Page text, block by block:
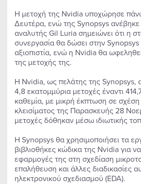
Η μετοχή της Nvidia υποχώρησε
Δευτέρα, ενώ της Synopsys
αναλυτής Gil Luria σημειώνει ότι η
συνεργασία θα δώσει στην Synopsys
αξιοπιστία, ενώ η Nvidia θα
της μετοχής της.
Η Nvidia, ως πελάτης της Synopsys,
4,8 εκατομμύρια μετοχές έναντι
καθεμία, με μικρή έκπτωση σε σχέση
κλεισίματος της Παρασκευής 28
μετοχές δόθηκαν μέσω ιδιωτικής
Η Synopsys θα χρησιμοποιήσει τα
βιβλιοθήκες κώδικα της Nvidia για να
εφαρμογές της στη σχεδίαση
επαλήθευση και άλλες διαδικασίες
ηλεκτρονικού σχεδιασμού (EDA).